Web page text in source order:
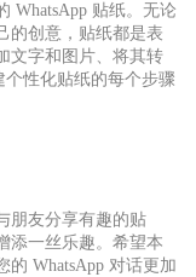
WhatsApp 贴纸。无论
的创意，贴纸都是表
文字和图片、将其转
个性化贴纸的每个步骤
朋友分享有趣的贴
添一丝乐趣。希望本
WhatsApp 对话更加